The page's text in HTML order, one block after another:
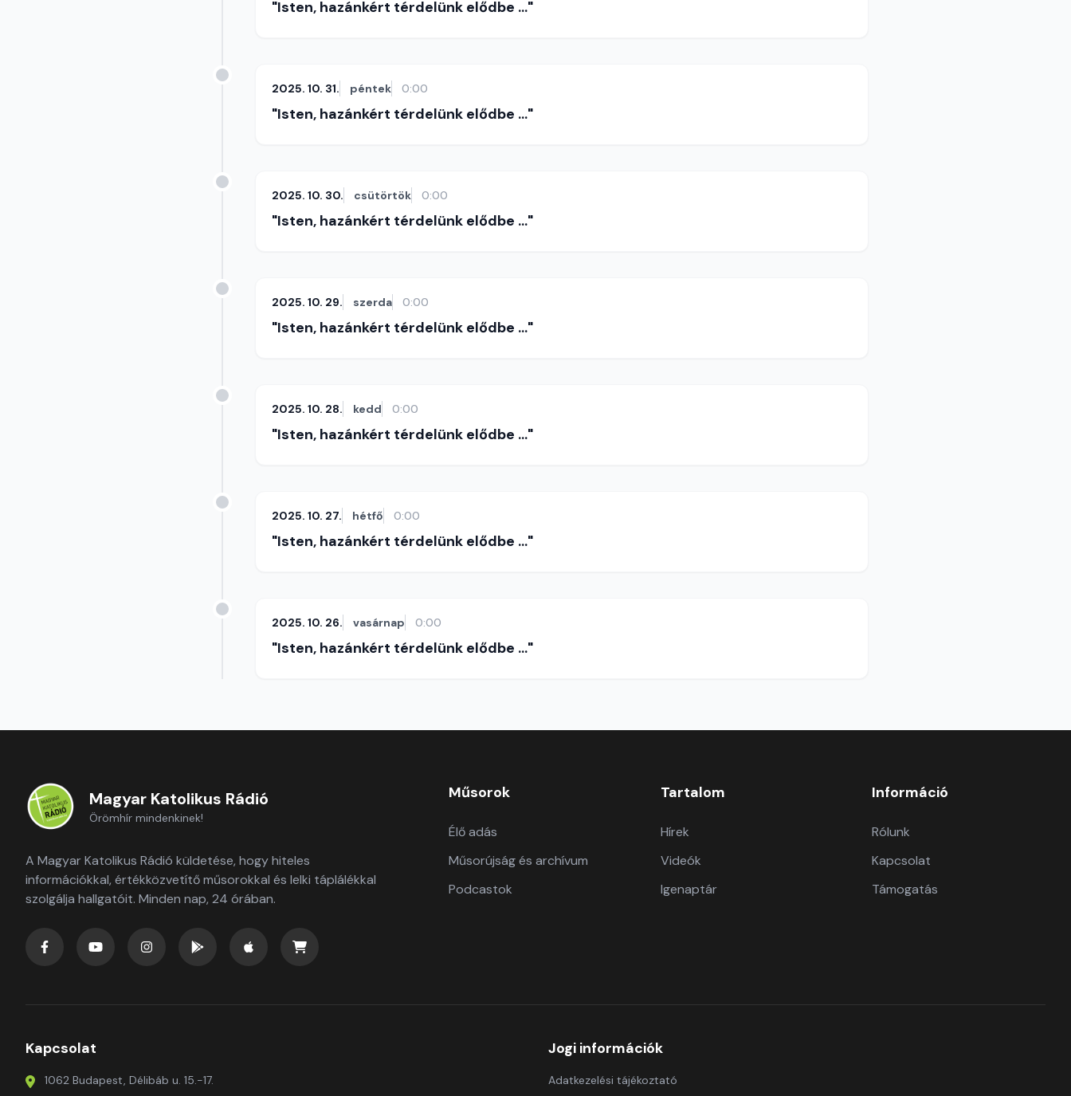
"Isten, hazánkért térdelünk elődbe ..."
2025. 10. 31. péntek 0:00
"Isten, hazánkért térdelünk elődbe ..."
2025. 10. 30. csütörtök 0:00
"Isten, hazánkért térdelünk elődbe ..."
2025. 10. 29. szerda 0:00
"Isten, hazánkért térdelünk elődbe ..."
2025. 10. 28. kedd 0:00
"Isten, hazánkért térdelünk elődbe ..."
2025. 10. 27. hétfő 0:00
"Isten, hazánkért térdelünk elődbe ..."
2025. 10. 26. vasárnap 0:00
"Isten, hazánkért térdelünk elődbe ..."
Magyar Katolikus Rádió
Örömhír mindenkinek!
A Magyar Katolikus Rádió küldetése, hogy hiteles
információkkal, értékközvetítő műsorokkal és lelki táplálékkal
szolgálja hallgatóit. Minden nap, 24 órában.
Műsorok
Élő adás
Műsorújság és archívum
Podcastok
Tartalom
Hírek
Videók
Igenaptár
Információ
Rólunk
Kapcsolat
Támogatás
Kapcsolat
1062 Budapest, Délibáb u. 15.-17.
Jogi információk
Adatkezelési tájékoztató